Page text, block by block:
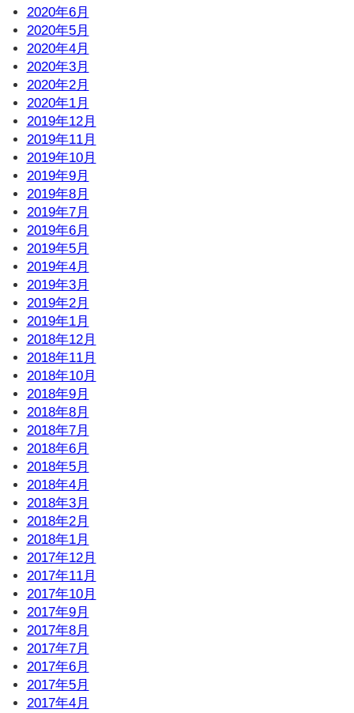
2020年6月
2020年5月
2020年4月
2020年3月
2020年2月
2020年1月
2019年12月
2019年11月
2019年10月
2019年9月
2019年8月
2019年7月
2019年6月
2019年5月
2019年4月
2019年3月
2019年2月
2019年1月
2018年12月
2018年11月
2018年10月
2018年9月
2018年8月
2018年7月
2018年6月
2018年5月
2018年4月
2018年3月
2018年2月
2018年1月
2017年12月
2017年11月
2017年10月
2017年9月
2017年8月
2017年7月
2017年6月
2017年5月
2017年4月